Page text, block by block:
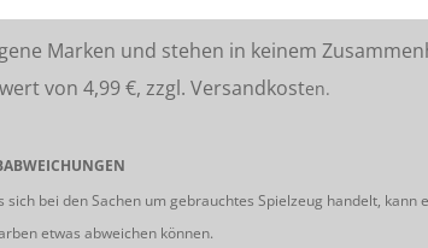
Marken und stehen in keinem
von 4,99 €, zzgl. Versandkosten.
sich bei den Sachen um gebrauchtes Spielzeug handelt, kann
etwas abweichen können.